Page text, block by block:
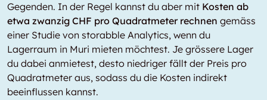
Gegenden. In der Regel kannst du aber mit Kosten ab
etwa zwanzig CHF pro Quadratmeter rechnen gemäss
einer Studie von storabble Analytics, wenn du
Lagerraum in Muri mieten möchtest. Je grössere Lager
du dabei anmietest, desto niedriger fällt der Preis pro
Quadratmeter aus, sodass du die Kosten indirekt
beeinflussen kannst.